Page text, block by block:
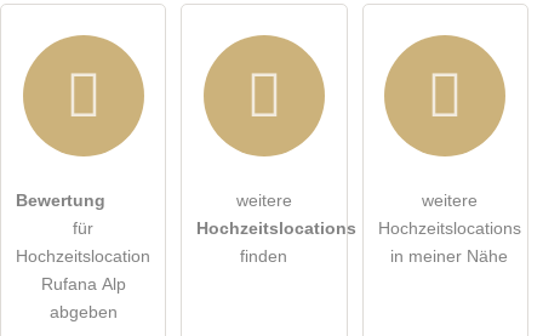
Hinweis: Bitte beachten Sie, öffentliche Fragen sind
für alle
Besucher sichtbar
Klicken Sie hier um eine
individuelle Frage
an den
Hochzeitslocation-Eintrag zu stellen
Bewertung
für
Hochzeitslocation
Rufana Alp
abgeben
weitere
Hochzeitslocations
finden
weitere
Hochzeitslocations
in meiner Nähe